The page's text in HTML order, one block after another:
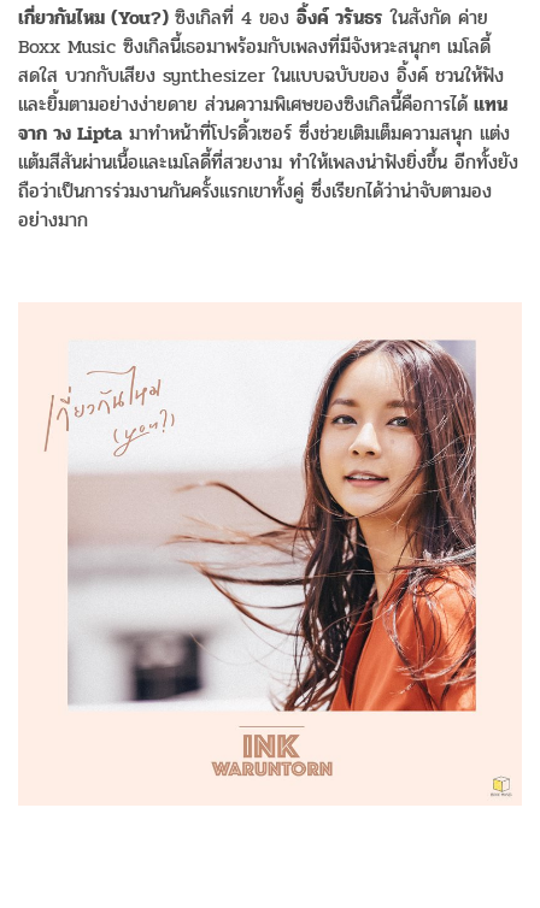
เกี่ยวกันไหม (You?) ซิงเกิลที่ 4 ของ อิ้งค์ วรันธร ในสังกัด ค่าย
Boxx Music ซิงเกิลนี้เธอมาพร้อมกับเพลงที่มีจังหวะสนุกๆ เมโลดี้
สดใส บวกกับเสียง synthesizer ในแบบฉบับของ อิ้งค์ ชวนให้ฟัง
และยิ้มตามอย่างง่ายดาย ส่วนความพิเศษของซิงเกิลนี้คือการได้ แทน
จาก วง Liptaมาทำหน้าที่โปรดิ้วเซอร์ ซึ่งช่วยเติมเต็มความสนุก แต่ง
แต้มสีสันผ่านเนื้อและเมโลดี้ที่สวยงาม ทำให้เพลงน่าฟังยิ่งขึ้น อีกทั้งยัง
ถือว่าเป็นการร่วมงานกันครั้งแรกเขาทั้งคู่ ซึ่งเรียกได้ว่าน่าจับตามอง
อย่างมาก